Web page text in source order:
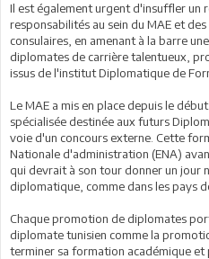
Il est également urgent d'insuffler un
responsabilités au sein du MAE et
consulaires, en amenant à la barre
diplomates de carrière talentueux,
issus de l'institut Diplomatique de
Le MAE a mis en place depuis le
spécialisée destinée aux futurs
voie d'un concours externe. Cette
Nationale d'administration (ENA)
qui devrait à son tour donner un jour
diplomatique, comme dans les pays
Chaque promotion de diplomates
diplomate tunisien comme la
terminer sa formation académique et